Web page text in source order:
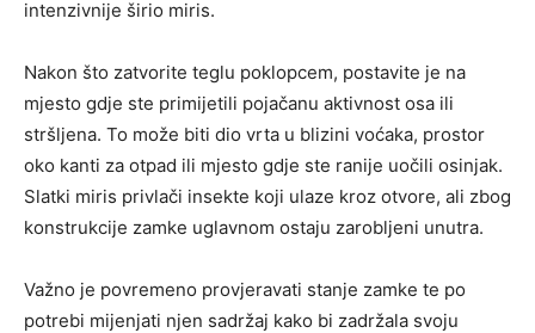
intenzivnije širio miris.
Nakon što zatvorite teglu poklopcem, postavite je na
mjesto gdje ste primijetili pojačanu aktivnost osa ili
stršljena. To može biti dio vrta u blizini voćaka, prostor
oko kanti za otpad ili mjesto gdje ste ranije uočili osinjak.
Slatki miris privlači insekte koji ulaze kroz otvore, ali zbog
konstrukcije zamke uglavnom ostaju zarobljeni unutra.
Važno je povremeno provjeravati stanje zamke te po
potrebi mijenjati njen sadržaj kako bi zadržala svoju